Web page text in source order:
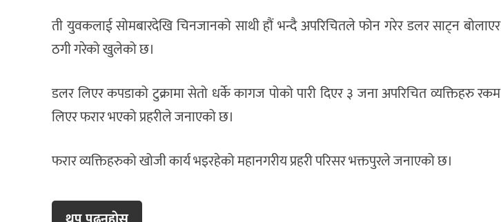
ती युवकलाई सोमबारदेखि चिनजानको साथी हौं भन्दै अपरिचितले फोन गरेर डलर साट्न बोलाएर
ठगी गरेको खुलेको छ।
डलर लिएर कपडाको टुक्रामा सेतो धर्के कागज पोको पारी दिएर ३ जना अपरिचित व्यक्तिहरु रकम
लिएर फरार भएको प्रहरीले जनाएको छ।
फरार व्यक्तिहरुको खोजी कार्य भइरहेको महानगरीय प्रहरी परिसर भक्तपुरले जनाएको छ।